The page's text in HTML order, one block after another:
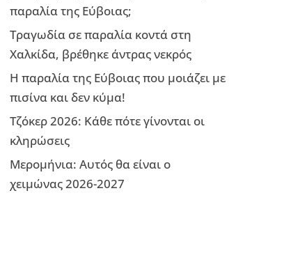
παραλία της Εύβοιας;
Τραγωδία σε παραλία κοντά στη
Χαλκίδα, βρέθηκε άντρας νεκρός
Η παραλία της Εύβοιας που μοιάζει με
πισίνα και δεν κύμα!
Τζόκερ 2026: Κάθε πότε γίνονται οι
κληρώσεις
Μερομήνια: Αυτός θα είναι ο
χειμώνας 2026-2027